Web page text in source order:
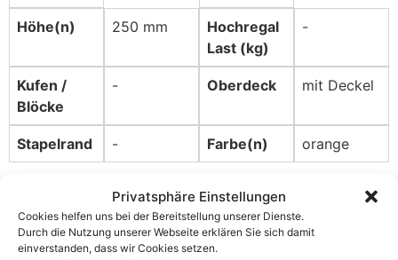
Privatsphäre Einstellungen
Cookies helfen uns bei der Bereitstellung unserer Dienste.
Durch die Nutzung unserer Webseite erklären Sie sich damit
einverstanden, dass wir Cookies setzen.
Höhe(n) 250 mm
Hochregal
Last (kg)
-
Kufen /
Blöcke
- Oberdeck mit Deckel
Stapelrand - Farbe(n) orange
Zusätzliche
Details/Eigenschaften